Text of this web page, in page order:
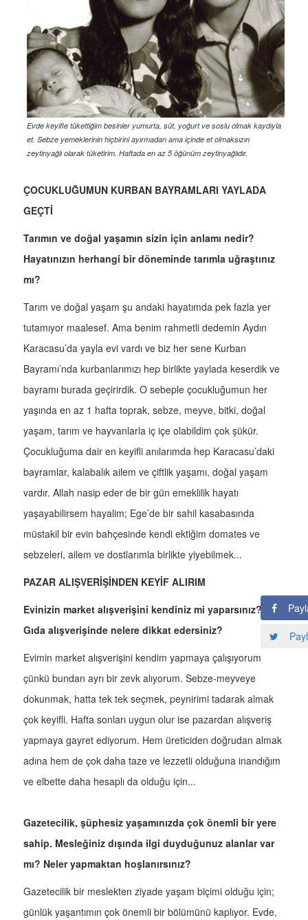
Evde keyifle tükettiğim besinler yumurta, süt, yoğurt ve soslu olmak kaydıyla
et. Sebze yemeklerinin hiçbirini ayırmadan ama içinde et olmaksızın
zeytinyağlı olarak tüketirim. Haftada en az 5 öğünüm zeytinyağlıdır.
ÇOCUKLUĞUMUN KURBAN BAYRAMLARI YAYLADA
GEÇTİ
Tarımın ve doğal yaşamın sizin için anlamı nedir?
Hayatınızın herhangi bir döneminde tarımla uğraştınız
mı?
Tarım ve doğal yaşam şu andaki hayatımda pek fazla yer
tutamıyor maalesef. Ama benim rahmetli dedemin Aydın
Karacasu’da yayla evi vardı ve biz her sene Kurban
Bayramı’nda kurbanlarımızı hep birlikte yaylada keserdik ve
bayramı burada geçirirdik. O sebeple çocukluğumun her
yaşında en az 1 hafta toprak, sebze, meyve, bitki, doğal
yaşam, tarım ve hayvanlarla iç içe olabildim çok şükür.
Çocukluğuma dair en keyifli anılarımda hep Karacasu’daki
bayramlar, kalabalık ailem ve çiftlik yaşamı, doğal yaşam
vardır. Allah nasip eder de bir gün emeklilik hayatı
yaşayabilirsem hayalim; Ege’de bir sahil kasabasında
müstakil bir evin bahçesinde kendi ektiğim domates ve
sebzeleri, ailem ve dostlarımla birlikte yiyebilmek...
PAZAR ALIŞVERİŞİNDEN KEYİF ALIRIM
Evinizin market alışverişini kendiniz mi yaparsınız?
Gıda alışverişinde nelere dikkat edersiniz?
Evimin market alışverişini kendim yapmaya çalışıyorum
çünkü bundan ayrı bir zevk alıyorum. Sebze-meyveye
dokunmak, hatta tek tek seçmek, peynirimi tadarak almak
çok keyifli. Hafta sonları uygun olur ise pazardan alışveriş
yapmaya gayret ediyorum. Hem üreticiden doğrudan almak
adına hem de çok daha taze ve lezzetli olduğuna inandığım
ve elbette daha hesaplı da olduğu için...
Gazetecilik, şüphesiz yaşamınızda çok önemli bir yere
sahip. Mesleğiniz dışında ilgi duyduğunuz alanlar var
mı? Neler yapmaktan hoşlanırsınız?
Gazetecilik bir meslekten ziyade yaşam biçimi olduğu için;
günlük yaşantımın çok önemli bir bölümünü kaplıyor. Evde,